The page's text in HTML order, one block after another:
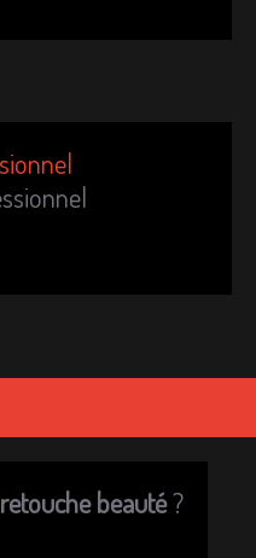
retouche beauté?